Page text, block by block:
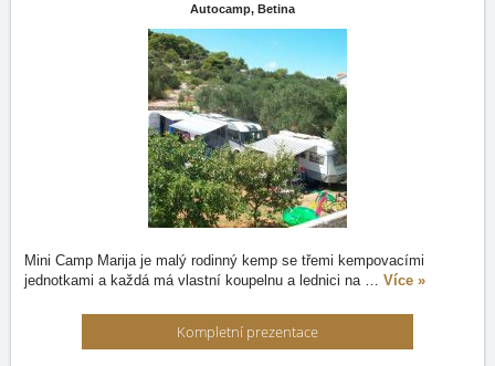
Autocamp, Betina
Mini Camp Marija je malý rodinný kemp se třemi kempovacími
jednotkami a každá má vlastní koupelnu a lednici na … Více »
Kompletní prezentace